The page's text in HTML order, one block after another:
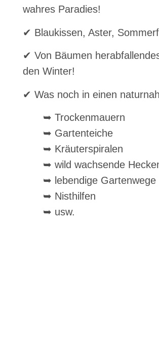
wahres Paradies!
✔ Blaukissen, Aster,
✔ Von Bäumen
den Winter!
✔ Was noch in einen
➥ Trockenmauern
➥ Gartenteiche
➥ Kräuterspiralen
➥ wild wachsende
➥ lebendige Gartenwege
➥ Nisthilfen
➥ usw.